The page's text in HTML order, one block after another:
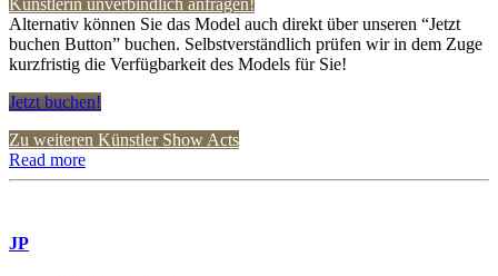
Künstlerin unverbindlich anfragen!
Alternativ können Sie das Model auch direkt über unseren “Jetzt
buchen Button” buchen. Selbstverständlich prüfen wir in dem Zuge
kurzfristig die Verfügbarkeit des Models für Sie!
Jetzt buchen!
Zu weiteren Künstler Show Acts
Read more
JP